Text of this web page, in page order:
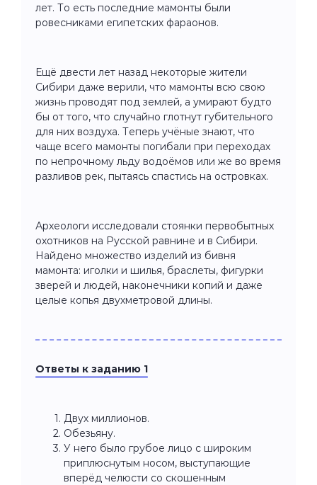
лет. То есть последние мамонты были
ровесниками египетских фараонов.
Ещё двести лет назад некоторые жители
Сибири даже верили, что мамонты всю свою
жизнь проводят под землей, а умирают будто
бы от того, что случайно глотнут губительного
для них воздуха. Теперь учёные знают, что
чаще всего мамонты погибали при переходах
по непрочному льду водоёмов или же во время
разливов рек, пытаясь спастись на островках.
Археологи исследовали стоянки первобытных
охотников на Русской равнине и в Сибири.
Найдено множество изделий из бивня
мамонта: иголки и шилья, браслеты, фигурки
зверей и людей, наконечники копий и даже
целые копья двухметровой длины.
Ответы к заданию 1
Двух миллионов.
Обезьяну.
У него было грубое лицо с широким
приплюснутым носом, выступающие
вперёд челюсти со скошенным